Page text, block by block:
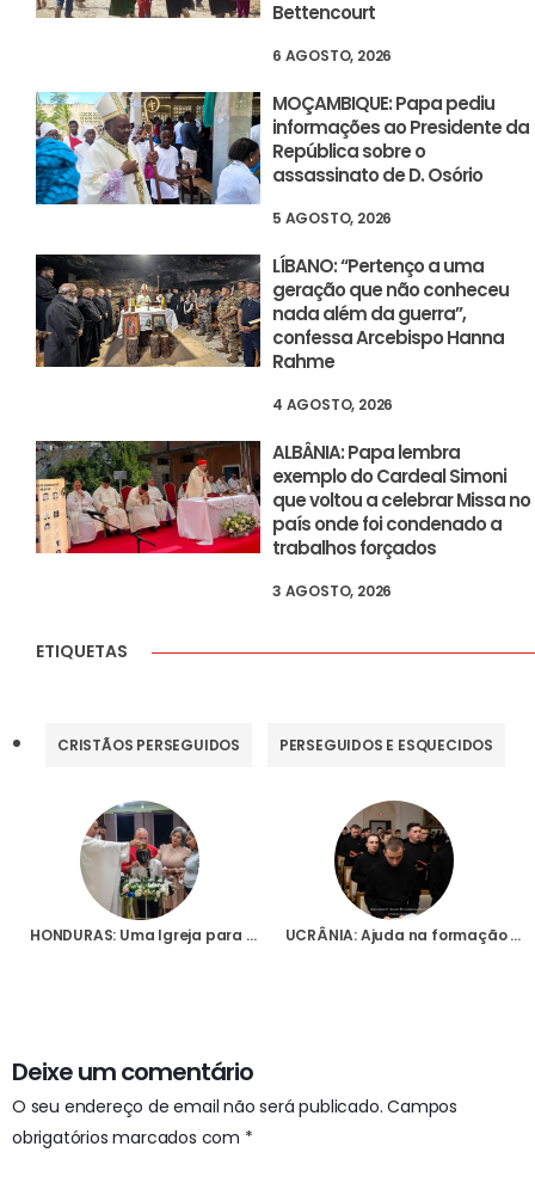
Bettencourt
6 AGOSTO, 2026
MOÇAMBIQUE: Papa pediu
informações ao Presidente da
República sobre o
assassinato de D. Osório
5 AGOSTO, 2026
LÍBANO: “Pertenço a uma
geração que não conheceu
nada além da guerra”,
confessa Arcebispo Hanna
Rahme
4 AGOSTO, 2026
ALBÂNIA: Papa lembra
exemplo do Cardeal Simoni
que voltou a celebrar Missa no
país onde foi condenado a
trabalhos forçados
3 AGOSTO, 2026
ETIQUETAS
CRISTÃOS PERSEGUIDOS PERSEGUIDOS E ESQUECIDOS
HONDURAS: Uma Igreja para a comunidade de Plan de Flores UCRÂNIA: Ajuda na formação de 182 seminaristas greco-católicos em Ivano-Frankivsk
Deixe um comentário
O seu endereço de email não será publicado. Campos
obrigatórios marcados com *